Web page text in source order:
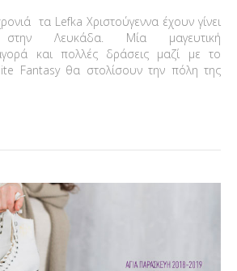
τα Lefka Χριστούγεννα έχουν γίνει
Λευκάδα. Μία μαγευτική
αγορά και πολλές δράσεις μαζί με το
Fantasy θα στολίσουν την πόλη της